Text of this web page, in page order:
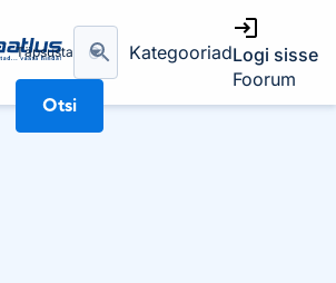
Täpsusta
Otsi
KategooriadLogi sisse
Foorum